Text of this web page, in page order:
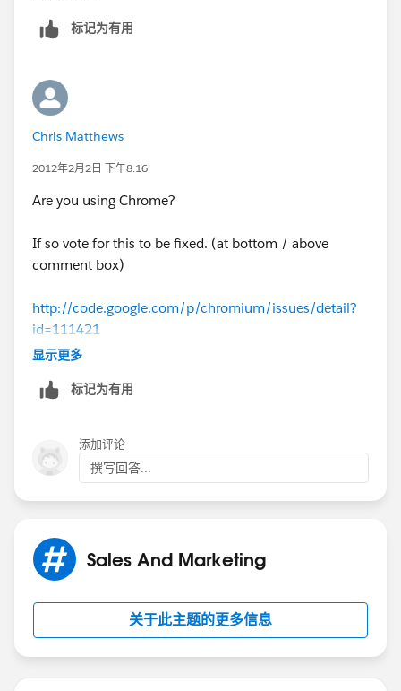
标记为有用
Chris Matthews
2012年2月2日 下午8:16
Are you using Chrome?
If so vote for this to be fixed. (at bottom / above
comment box)
http://code.google.com/p/chromium/issues/detail?
id=111421
hread?tid=5f352913375c9417&hl=en
显示更多
标记为有用
添加评论
撰写回答...
Sales And Marketing
关于此主题的更多信息